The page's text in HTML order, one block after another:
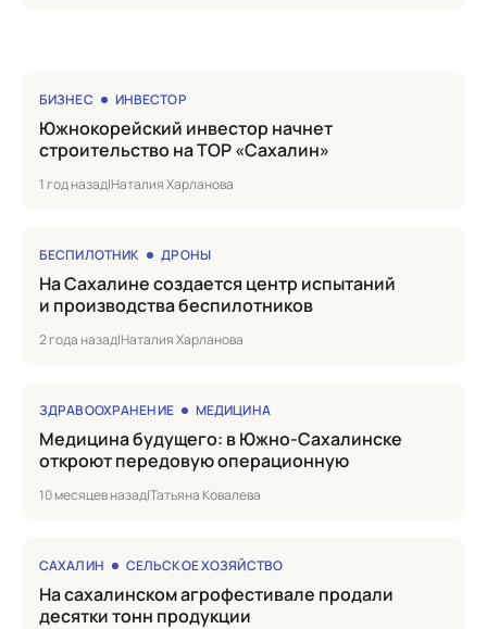
БИЗНЕС ИНВЕСТОР
Южнокорейский инвестор начнет
строительство на ТОР «Сахалин»
1 год назад|Наталия Харланова
БЕСПИЛОТНИК ДРОНЫ
на Сахалине создается центр испытаний
и производства беспилотников
2 года назад|Наталия Харланова
ЗДРАВООХРАНЕНИЕ МЕДИЦИНА
Медицина будущего: в Южно-Сахалинске
откроют передовую операционную
10 месяцев назад|Татьяна Ковалева
САХАЛИН СЕЛЬСКОЕ ХОЗЯЙСТВО
на сахалинском агрофестивале продали
десятки тонн продукции